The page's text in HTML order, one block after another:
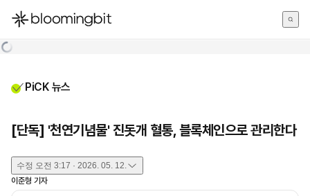
한국어
PiCK 뉴스
[단독] '천연기념물' 진돗개 혈통, 블록체인으로 관리한다
수정 오전 3:17 · 2026. 05. 12.
이준형 기자